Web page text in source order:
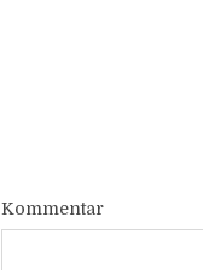
Kommentar